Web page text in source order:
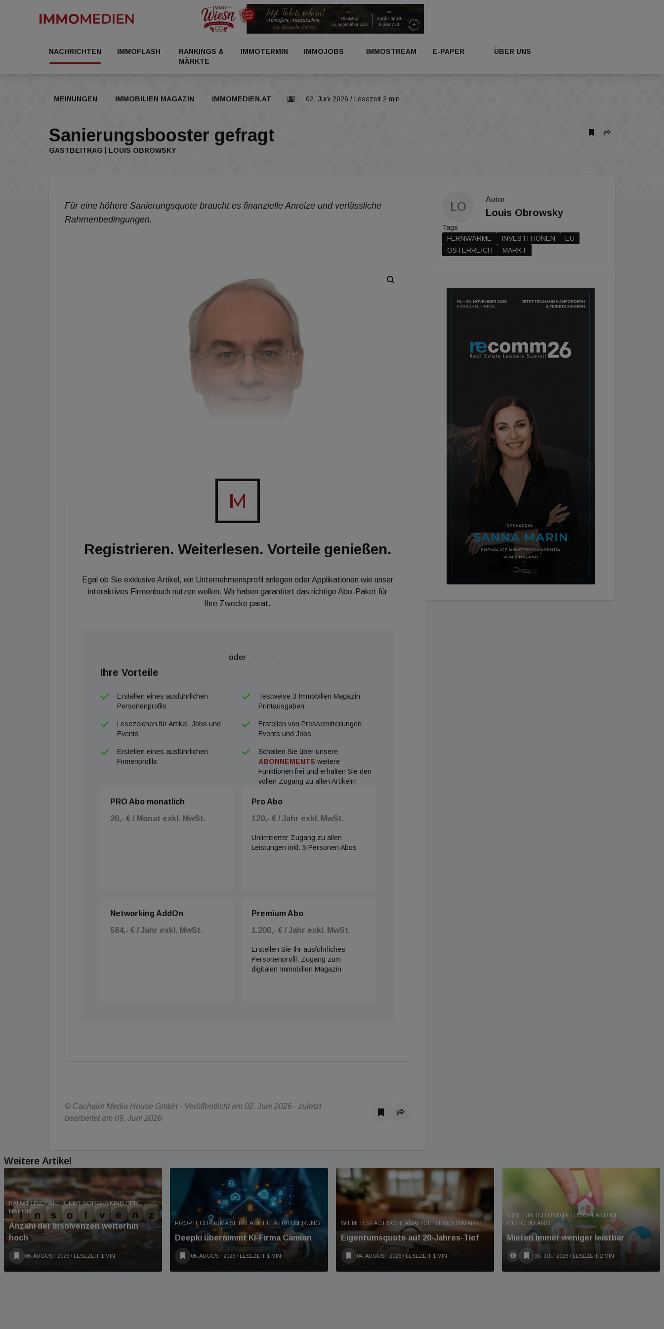
NACHRICHTEN IMMOFLASH
RANKINGS &
MÄRKTE
IMMOTERMIN IMMOJOBS IMMOSTREAM E-PAPER ÜBER UNS
MEINUNGEN IMMOBILIEN MAGAZIN IMMOMEDIEN.AT 02. Juni 2026 / Lesezeit 2 min
Sanierungsbooster gefragt
GASTBEITRAG | LOUIS OBROWSKY
Für eine höhere Sanierungsquote braucht es finanzielle Anreize und verlässliche
Rahmenbedingungen.
Louis Obrowsky Präsident des Verbandes der Institutionellen Immobilieninvestoren
Registrieren. Weiterlesen. Vorteile genießen.
Egal ob Sie exklusive Artikel, ein Unternehmensprofil anlegen oder Applikationen wie unser
interaktives Firmenbuch nutzen wollen. Wir haben garantiert das richtige Abo-Paket für
Ihre Zwecke parat.
oder
Ihre Vorteile
Erstellen eines ausführlichen
Personenprofils
Testweise 3 Immobilien Magazin
Printausgaben
Lesezeichen für Artikel, Jobs und
Events
Erstellen von Pressemitteilungen,
Events und Jobs
Erstellen eines ausführlichen
Firmenprofils
Schalten Sie über unsere
ABONNEMENTS weitere
Funktionen frei und erhalten Sie den
vollen Zugang zu allen Artikeln!
PRO Abo monatlich
20,- € / Monat exkl. MwSt.
Pro Abo
120,- € / Jahr exkl. MwSt.
Unlimitierter Zugang zu allen
Leistungen inkl. 5 Personen Abos
Networking AddOn
584,- € / Jahr exkl. MwSt.
Premium Abo
1.200,- € / Jahr exkl. MwSt.
Erstellen Sie Ihr ausführliches
Personenprofil, Zugang zum
digitalen Immobilien Magazin
© Cachalot Media House GmbH - Veröffentlicht am 02. Juni 2026 - zuletzt
bearbeitet am 09. Juni 2026
LO
Autor
Louis Obrowsky
Tags
FERNWÄRME
INVESTITIONEN
EU
ÖSTERREICH
MARKT
Weitere Artikel
BAUWIRTSCHAFT BLEIBT SORGENKIND DER
NATION
Anzahl der Insolvenzen weiterhin
hoch
06. AUGUST 2026 / LESEZEIT 1 MIN
PROPTECH-FIRMA SETZT AUF ELEKTRIFIZIERUNG
Deepki übernimmt KI-Firma Camion
06. AUGUST 2026 / LESEZEIT 1 MIN
WIENER STÄDTISCHE ANALYSIERT WOHNMARKT
Eigentumsquote auf 20-Jahres-Tief
04. AUGUST 2026 / LESEZEIT 1 MIN
ÖSTERREICH UND DEUTSCHLAND IM
GLEICHKLANG
Mieten immer weniger leistbar
30. JULI 2026 / LESEZEIT 2 MIN